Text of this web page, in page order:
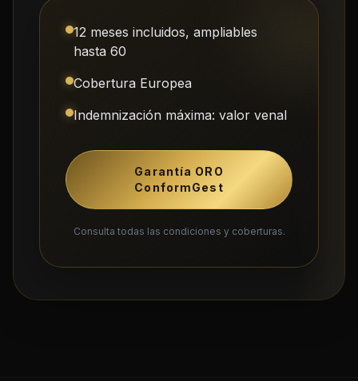
12 meses incluidos, ampliables
hasta 60
Cobertura Europea
Indemnización máxima: valor venal
Garantía ORO
ConformGest
Consulta todas las condiciones y coberturas.